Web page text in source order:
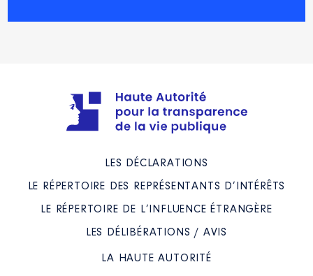
LES DÉCLARATIONS
LE RÉPERTOIRE DES REPRÉSENTANTS D’INTÉRÊTS
LE RÉPERTOIRE DE L’INFLUENCE ÉTRANGÈRE
LES DÉLIBÉRATIONS / AVIS
LA HAUTE AUTORITÉ